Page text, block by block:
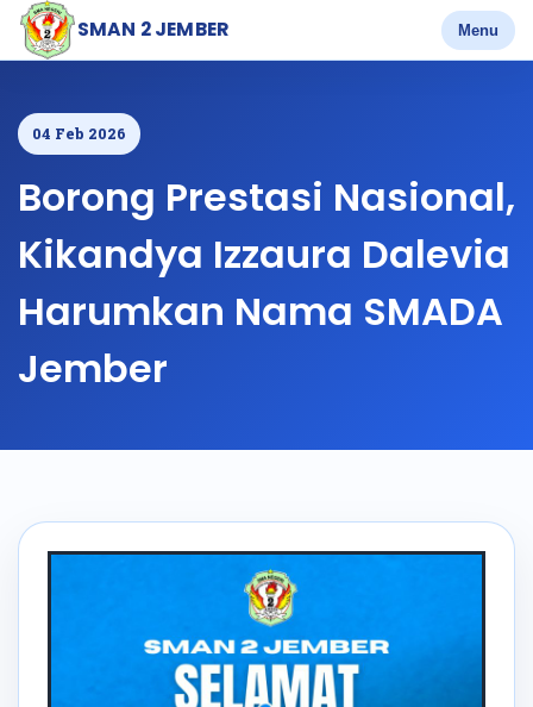
SMAN 2 JEMBER Menu
04 Feb 2026
Borong Prestasi Nasional,
Kikandya Izzaura Dalevia
Harumkan Nama SMADA
Jember